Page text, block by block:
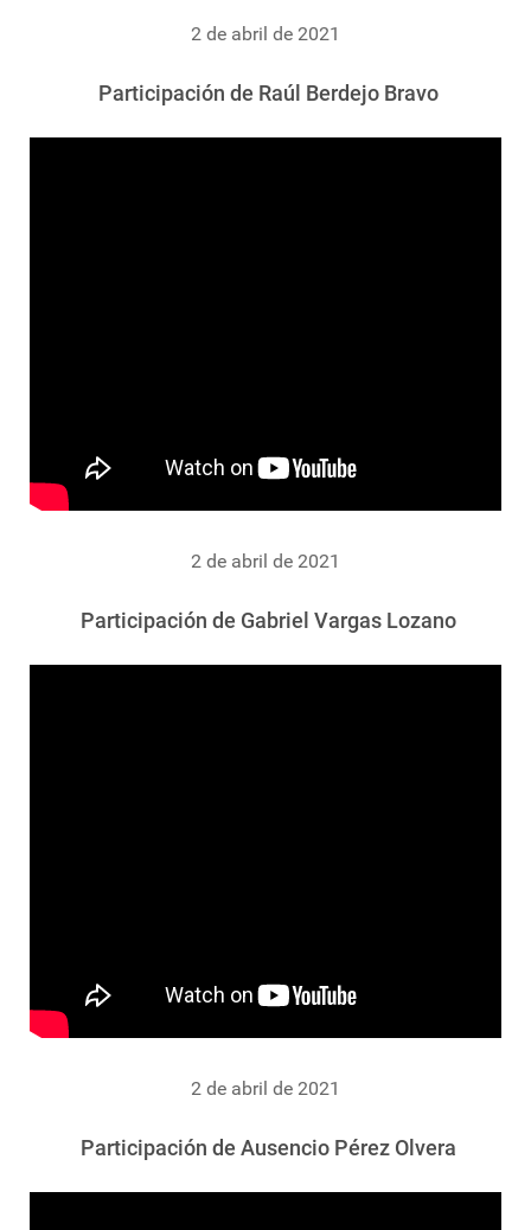
2 de abril de 2021
Participación de Raúl Berdejo Bravo
2 de abril de 2021
Participación de Gabriel Vargas Lozano
2 de abril de 2021
Participación de Ausencio Pérez Olvera